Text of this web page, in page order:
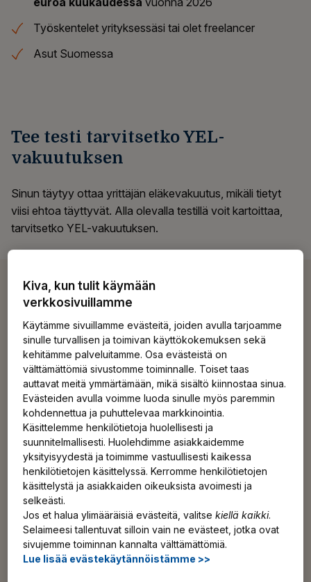
Työskentelet yrityksessäsi tai olet freelancer
Asut Suomessa
Tee testi tarvitsetko YEL-
vakuutuksen
Sinun täytyy ottaa yrittäjän eläkevakuutus, mikäli tietyt
viisi ehtoa täyttyvät. Alla olevalla testillä voit kartoittaa,
tarvitsetko YEL-vakuutuksen.
Voiko YEL-vakuutuksen ottaa
takautuvasti?
Kyllä, tietyissä rajoissa.Jos otat YEL‑vakuutuksen
takautuvasti, se tulee voimaan vakuutettavan työn
aloittamisesta lähtien. Maksat YEL‑vakuutusmaksuja
aina siltä ajalta, kun vakuutus on voimassa. Jos
YEL:n alainen yrittäjyytesi alkaa esimerkiksi
tammikuussa, sinulla on kuusi kuukautta aikaa ottaa
vakuutus voimaan takautuvasti tammikuusta alkaen.
YEL‑vakuutuksen voi ottaa takautuvasti kuluvalle ja
kolmelle edelliselle kalenterivuodelle. Tätä
Kiva, kun tulit käymään
verkkosivuillamme
Käytämme sivuillamme evästeitä, joiden avulla tarjoamme
sinulle turvallisen ja toimivan käyttökokemuksen sekä
kehitämme palveluitamme. Osa evästeistä on
välttämättömiä sivustomme toiminnalle. Toiset taas
auttavat meitä ymmärtämään, mikä sisältö kiinnostaa sinua.
Evästeiden avulla voimme luoda sinulle myös paremmin
kohdennettua ja puhuttelevaa markkinointia.
Käsittelemme henkilötietoja huolellisesti ja
suunnitelmallisesti. Huolehdimme asiakkaidemme
yksityisyydestä ja toimimme vastuullisesti kaikessa
henkilötietojen käsittelyssä. Kerromme henkilötietojen
käsittelystä ja asiakkaiden oikeuksista avoimesti ja
selkeästi.
Jos et halua ylimääräisiä evästeitä, valitsekiellä kaikki.
Selaimeesi tallentuvat silloin vain ne evästeet, jotka ovat
sivujemme toiminnan kannalta välttämättömiä.
Lue lisää evästekäytännöistämme >>